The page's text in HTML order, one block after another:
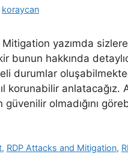
koraycan
yazımda
bunun hakkında
durumlar
korunabilir anlatacağız.
güvenilir olmadığını
, RDP Attacks and Mitigation,